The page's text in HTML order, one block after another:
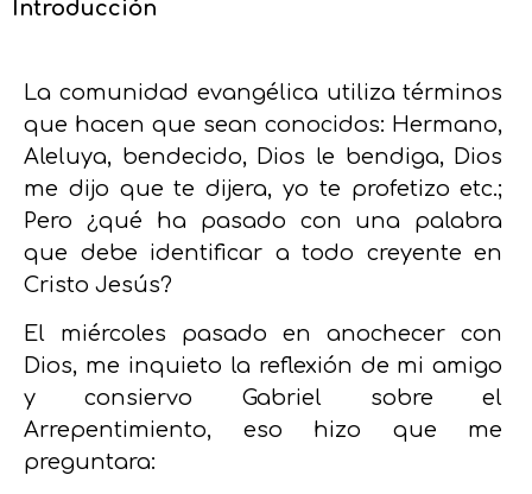
Introducción
La comunidad evangélica utiliza términos
que hacen que sean conocidos: Hermano,
Aleluya, bendecido, Dios le bendiga, Dios
me dijo que te dijera, yo te profetizo etc.;
Pero ¿qué ha pasado con una palabra
que debe identificar a todo creyente en
Cristo Jesús?
El miércoles pasado en anochecer con
Dios, me inquieto la reflexión de mi amigo
y consiervo Gabriel sobre el
Arrepentimiento, eso hizo que me
preguntara: